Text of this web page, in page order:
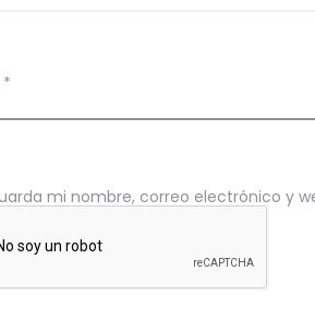
*
mi nombre, correo electrónico y